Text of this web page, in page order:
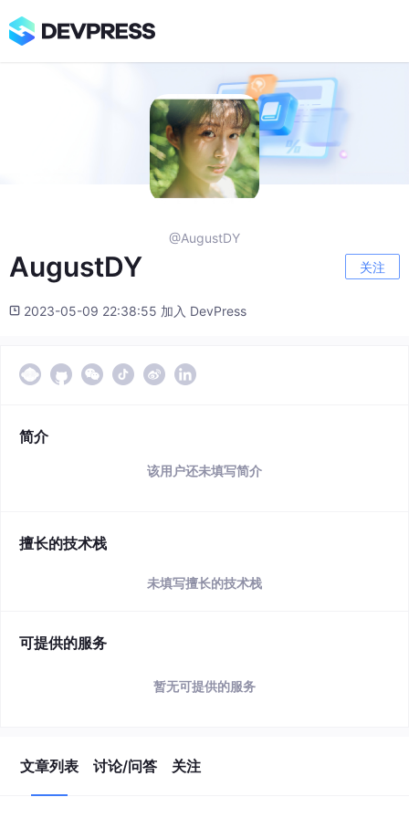
@AugustDY
AugustDY 关注
2023-05-09 22:38:55 加入 DevPress
简介
该用户还未填写简介
擅长的技术栈
未填写擅长的技术栈
可提供的服务
暂无可提供的服务
文章列表 讨论/问答 关注